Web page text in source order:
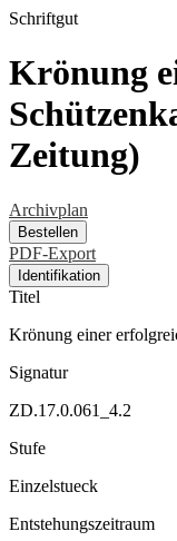
Schriftgut
Krönung
Zeitung)
Archivplan
Bestellen
PDF-Export
Identifikation
Titel
Krönung einer
Signatur
ZD.17.0.061_4.2
Stufe
Einzelstueck
Entstehungszeitraum